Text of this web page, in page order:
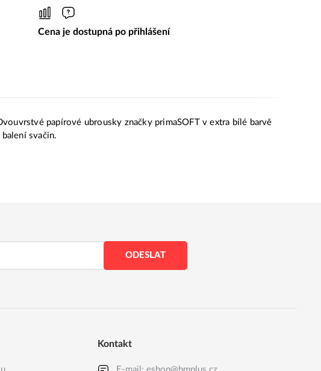
Cena je dostupná po přihlášení
papírové ubrousky značky primaSOFT v extra bílé barvě
svačin.
ODESLAT
Kontakt